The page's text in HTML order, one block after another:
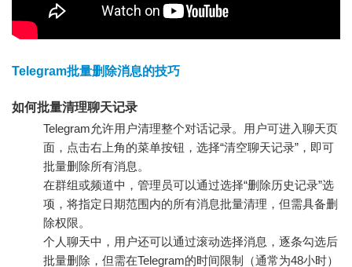
Telegram批量删除消息的技巧
如何批量清理聊天记录
Telegram允许用户清理整个对话记录。用户可进入聊天页
面，点击右上角的菜单按钮，选择“清空聊天记录”，即可
批量删除所有消息。
在群组或频道中，管理员可以通过选择“删除历史记录”选
项，将指定日期范围内的所有消息批量清理，但需具备删
除权限。
个人聊天中，用户还可以通过滚动选择消息，逐条勾选后
批量删除，但需在Telegram的时间限制（通常为48小时）